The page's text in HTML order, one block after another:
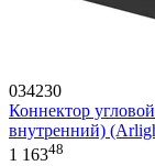
034230
Коннектор
внутренний)
1 16348